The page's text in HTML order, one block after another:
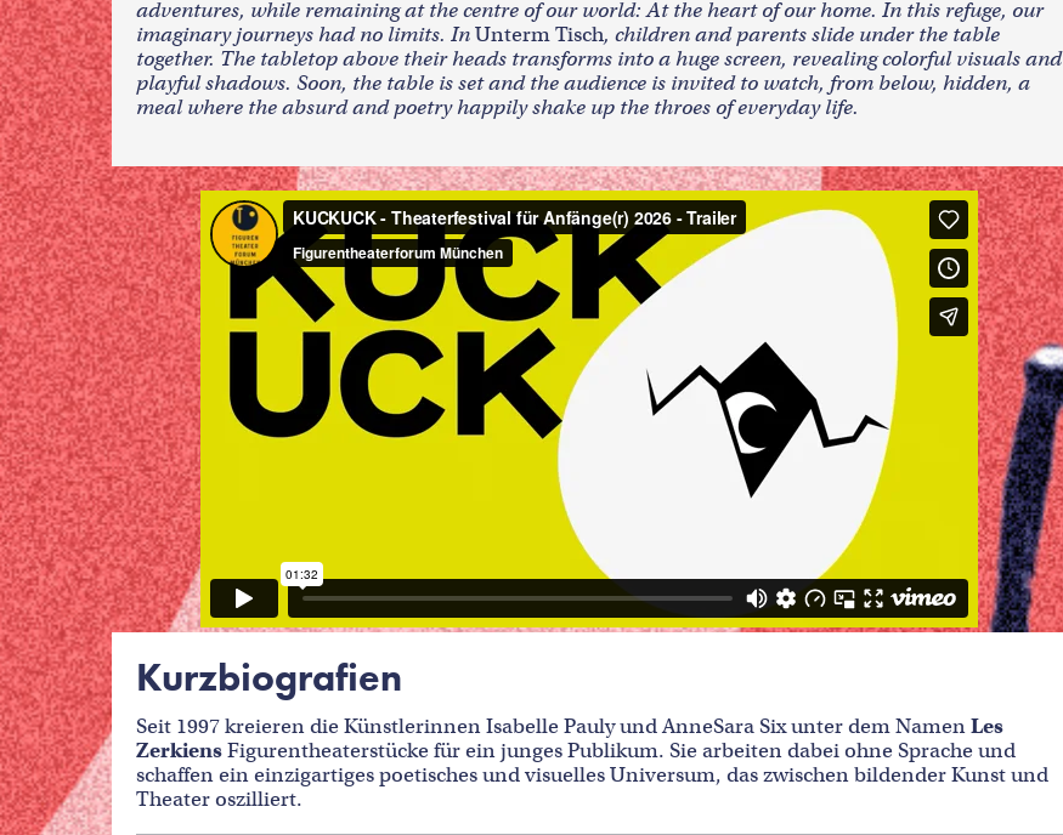
adventures, while remaining at the centre of our world: At the heart of our home. In this refuge, our
imaginary journeys had no limits. InUnterm Tisch, children and parents slide under the table
together. The tabletop above their heads transforms into a huge screen, revealing colorful visuals and
playful shadows. Soon, the table is set and the audience is invited to watch, from below, hidden, a
meal where the absurd and poetry happily shake up the throes of everyday life.
Kurzbiografien
Seit 1997 kreieren die Künstlerinnen Isabelle Pauly und AnneSara Six unter dem NamenLes
ZerkiensFigurentheaterstücke für ein junges Publikum. Sie arbeiten dabei ohne Sprache und
schaffen ein einzigartiges poetisches und visuelles Universum, das zwischen bildender Kunst und
Theater oszilliert.